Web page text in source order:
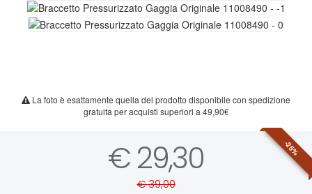
La foto è esattamente quella del prodotto disponibile con spedizione
gratuita per acquisti superiori a 49,90€
€ 29,30
€ 39,00
-25%